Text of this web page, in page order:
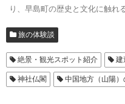
り、早島町の歴史と文化に触れ
旅の体験談
絶景・観光スポット紹介 建
神社仏閣 中国地方（山陽）